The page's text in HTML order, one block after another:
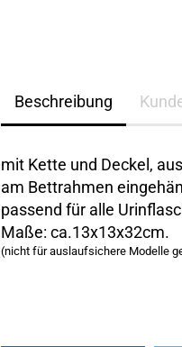
Beschreibung
mit Kette und Deckel,
am Bettrahmen
passend für alle
Maße: ca.13x13x32cm.
(nicht für auslaufsichere Modelle